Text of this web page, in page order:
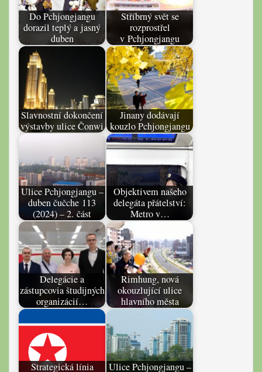
Do Pchjongjangu
dorazil teplý a jasný
duben
Stříbrný svět se
rozprostřel
v Pchjongjangu
Slavnostní dokončení
výstavby ulice Čonwi
Jinany dodávají
kouzlo Pchjongjangu
Ulice Pchjongjangu –
duben čučche 113
(2024) – 2. část
Objektivem našeho
delegáta přátelství:
Metro v…
Delegácie a
zástupcovia študijných
organizácií…
Rimhung, nová
okouzlující ulice
hlavního města
Strategická línia
Ulice Pchjongjangu –